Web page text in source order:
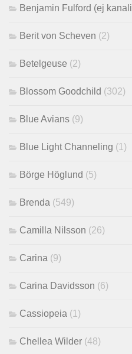
Benjamin Fulford (ej
Berit von Scheven (2)
Betelgeuse (2)
Blossom Goodchild (302)
Blue Avians (9)
Blue Light Channeling (1)
Börge Höglund (5)
Brenda (549)
Camilla Nilsson (26)
Carina (9)
Carina Davidsson (6)
Cassiopeia (1)
Chellea Wilder (48)